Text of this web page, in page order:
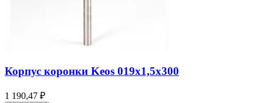
Корпус коронки Keos 019x1,5x300
1 190,47 ₽